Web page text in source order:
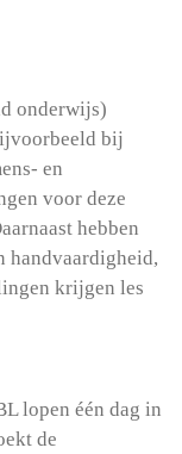
onderwijs)
bij
en
voor deze
hebben
handvaardigheid,
krijgen les
lopen één dag in
de